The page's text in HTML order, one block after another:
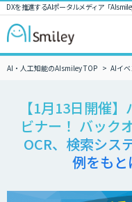
DXを推進するAIポータルメディア「
AI・人工知能のAIsmiley TOP AIイ
【1月13日開催
ビナー！ バック
OCR、検索シス
例をもと